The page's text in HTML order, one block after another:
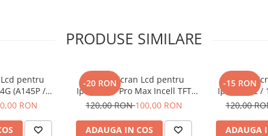
PRODUSE SIMILARE
pentru
(A145P /
RON
-20 RON
Display Ecran Lcd pentru
Iphone 11 Pro Max Incell TFT
(HD+) Negru
120,00 RON100,00 RON
ADAUGA IN COS
-15 RON
Display
Iphone 12 /
120,00
ADAUGA